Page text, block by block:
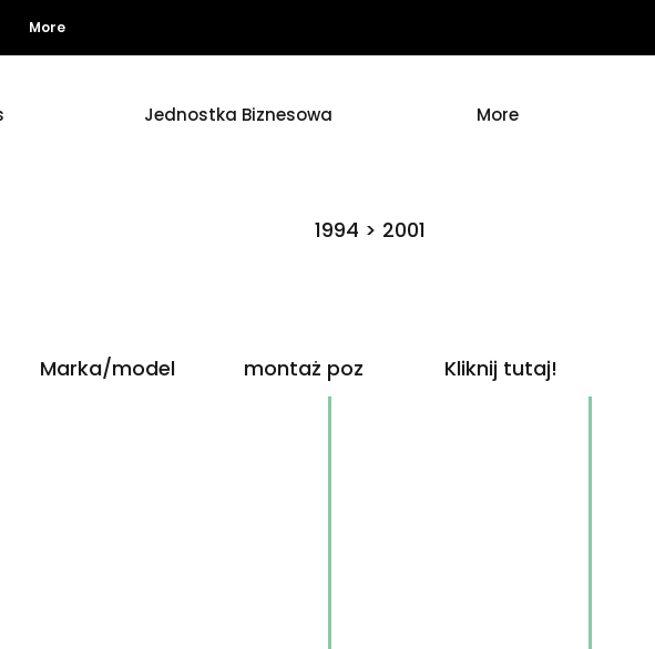
Jednostka Biznesowa More
More
Marka/model montaż poz Kliknij tutaj!
1994 > 2001